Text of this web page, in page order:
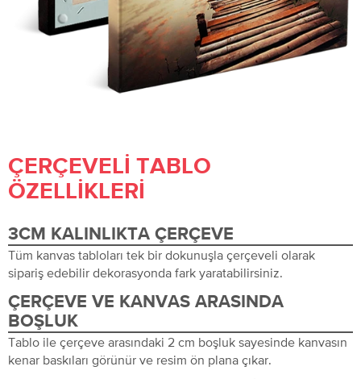
ÇERÇEVELI TABLO
ÖZELLIKLERI
3CM KALINLIKTA ÇERÇEVE
Tüm kanvas tabloları tek bir dokunuşla çerçeveli olarak
sipariş edebilir dekorasyonda fark yaratabilirsiniz.
ÇERÇEVE VE KANVAS ARASINDA
BOŞLUK
Tablo ile çerçeve arasındaki 2 cm boşluk sayesinde kanvasın
kenar baskıları görünür ve resim ön plana çıkar.